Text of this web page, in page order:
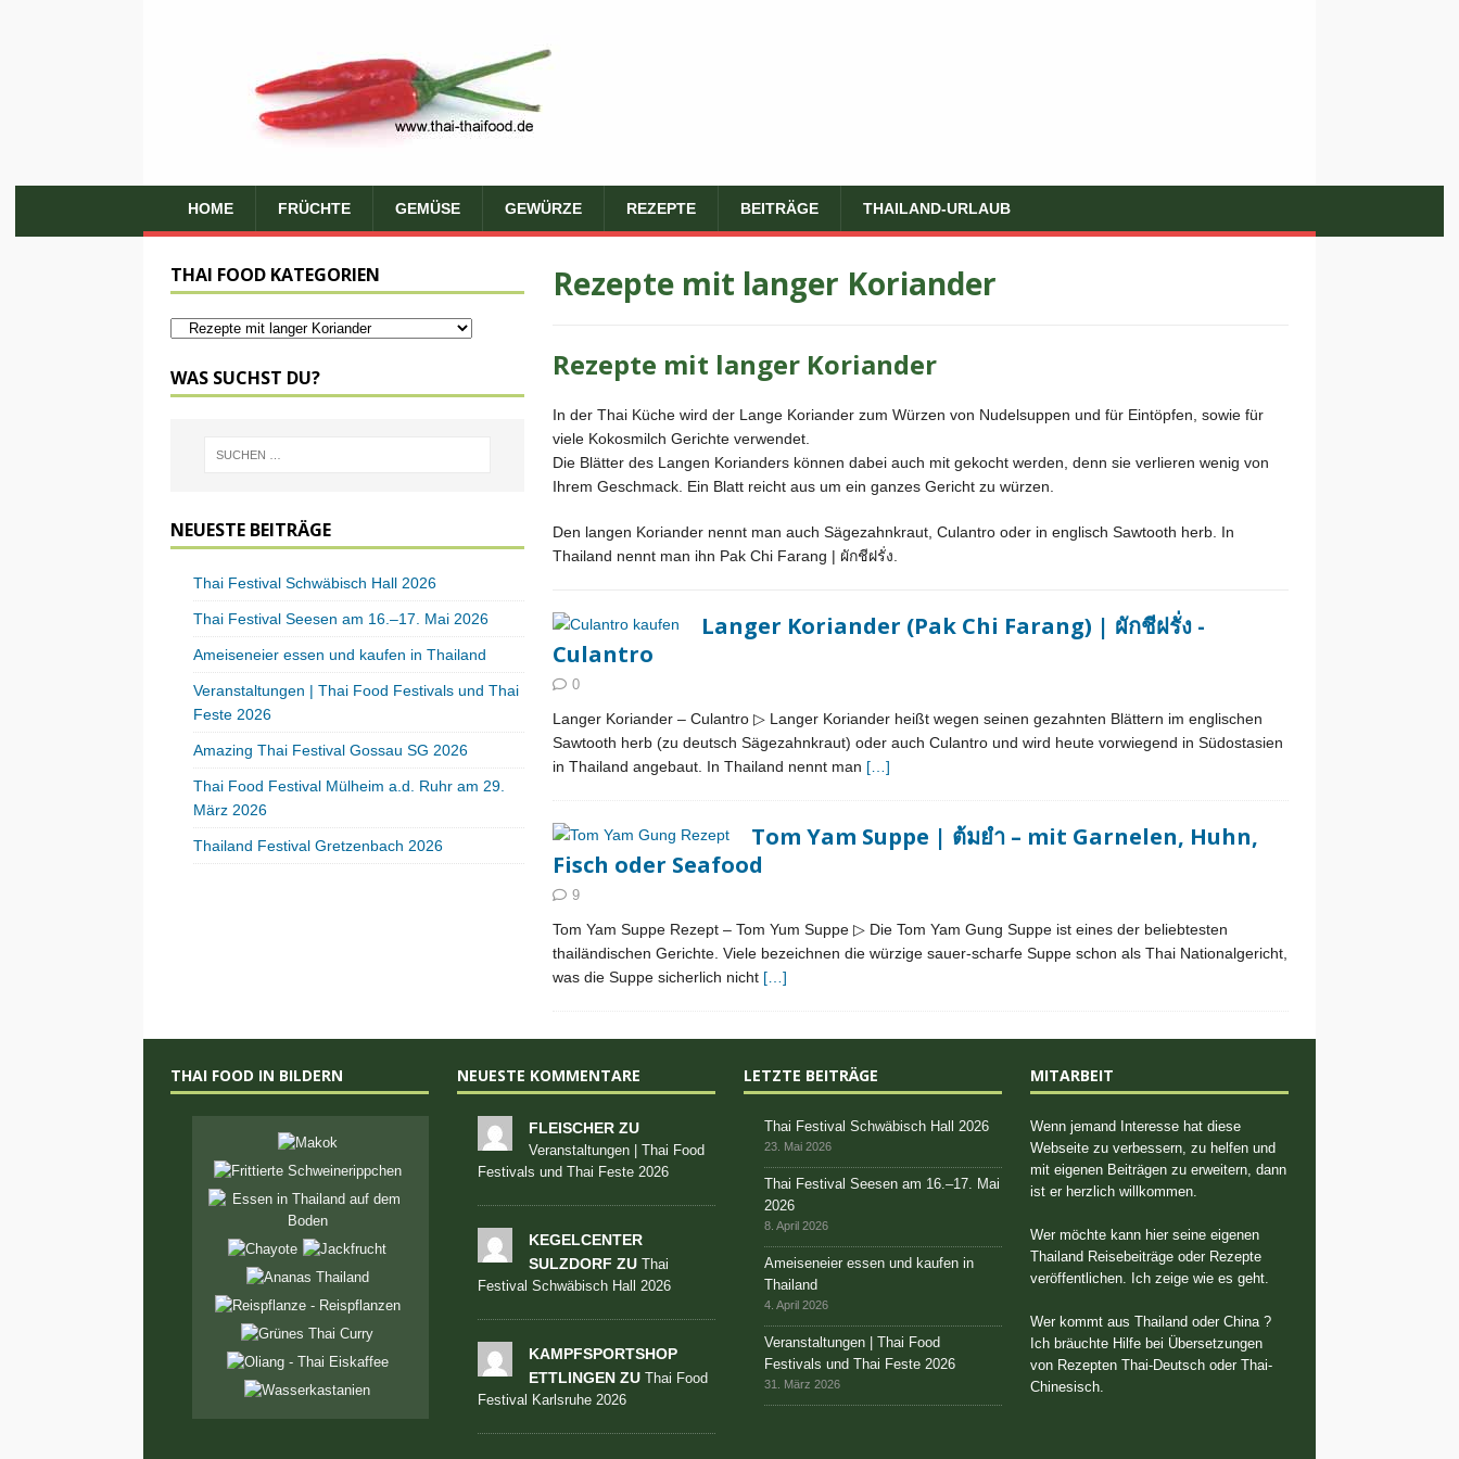
HOME FRÜCHTE GEMÜSE GEWÜRZE REZEPTE BEITRÄGE THAILAND-URLAUB
Rezepte mit langer Koriander
Rezepte mit langer Koriander
In der Thai Küche wird der Lange Koriander zum Würzen von Nudelsuppen und für Eintöpfen, sowie für
viele Kokosmilch Gerichte verwendet.
Die Blätter des Langen Korianders können dabei auch mit gekocht werden, denn sie verlieren wenig von
Ihrem Geschmack. Ein Blatt reicht aus um ein ganzes Gericht zu würzen.
Den langen Koriander nennt man auch Sägezahnkraut, Culantro oder in englisch Sawtooth herb. In
Thailand nennt man ihn Pak Chi Farang | ผักชีฝรั่ง.
Langer Koriander (Pak Chi Farang) | ผักชีฝรั่ง -
Culantro
0
Langer Koriander – Culantro ▷ Langer Koriander heißt wegen seinen gezahnten Blättern im englischen
Sawtooth herb (zu deutsch Sägezahnkraut) oder auch Culantro und wird heute vorwiegend in Südostasien
in Thailand angebaut. In Thailand nennt man […]
Tom Yam Suppe | ต้มยำ – mit Garnelen, Huhn,
Fisch oder Seafood
9
Tom Yam Suppe Rezept – Tom Yum Suppe ▷ Die Tom Yam Gung Suppe ist eines der beliebtesten
thailändischen Gerichte. Viele bezeichnen die würzige sauer-scharfe Suppe schon als Thai Nationalgericht,
was die Suppe sicherlich nicht […]
THAI FOOD KATEGORIEN
WAS SUCHST DU?
NEUESTE BEITRÄGE
Thai Festival Schwäbisch Hall 2026
Thai Festival Seesen am 16.–17. Mai 2026
Ameiseneier essen und kaufen in Thailand
Veranstaltungen | Thai Food Festivals und Thai
Feste 2026
Amazing Thai Festival Gossau SG 2026
Thai Food Festival Mülheim a.d. Ruhr am 29.
März 2026
Thailand Festival Gretzenbach 2026
THAI FOOD IN BILDERN NEUESTE KOMMENTARE
FLEISCHER ZU
Veranstaltungen | Thai Food
Festivals und Thai Feste 2026
KEGELCENTER
SULZDORF ZUThai
Festival Schwäbisch Hall 2026
KAMPFSPORTSHOP
ETTLINGEN ZUThai Food
Festival Karlsruhe 2026
LETZTE BEITRÄGE
Thai Festival Schwäbisch Hall 2026
23. Mai 2026
Thai Festival Seesen am 16.–17. Mai
2026
8. April 2026
Ameiseneier essen und kaufen in
Thailand
4. April 2026
Veranstaltungen | Thai Food
Festivals und Thai Feste 2026
31. März 2026
MITARBEIT
Wenn jemand Interesse hat diese
Webseite zu verbessern, zu helfen und
mit eigenen Beiträgen zu erweitern, dann
ist er herzlich willkommen.
Wer möchte kann hier seine eigenen
Thailand Reisebeiträge oder Rezepte
veröffentlichen. Ich zeige wie es geht.
Wer kommt aus Thailand oder China ?
Ich bräuchte Hilfe bei Übersetzungen
von Rezepten Thai-Deutsch oder Thai-
Chinesisch.